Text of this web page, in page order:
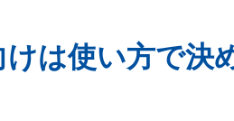
は使い方で決